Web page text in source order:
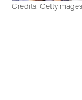
Credits: Gettyimages